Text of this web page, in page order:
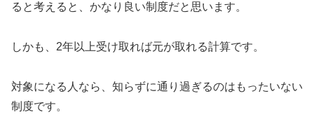
ると考えると、かなり良い制度だと思います。
しかも、2年以上受け取れば元が取れる計算です。
対象になる人なら、知らずに通り過ぎるのはもったいない
制度です。